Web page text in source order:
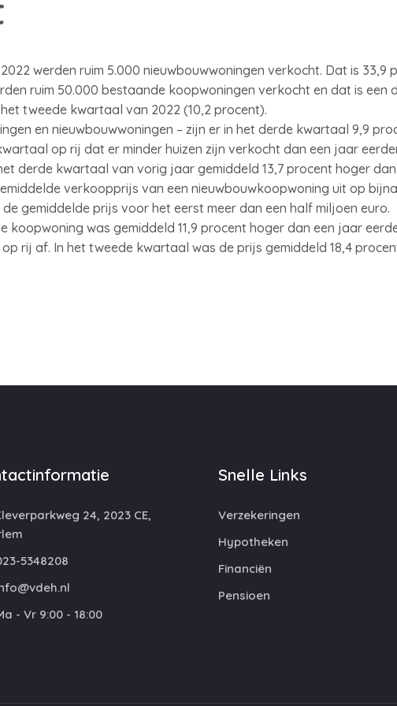
werden ruim 5.000 nieuwbouwwoningen verkocht. Dat is 33,9
ruim 50.000 bestaande koopwoningen verkocht en dat is een
tweede kwartaal van 2022 (10,2 procent).
en nieuwbouwwoningen – zijn er in het derde kwartaal 9,9
op rij dat er minder huizen zijn verkocht dan een jaar
derde kwartaal van vorig jaar gemiddeld 13,7 procent hoger
verkoopprijs van een nieuwbouwkoopwoning uit op
gemiddelde prijs voor het eerst meer dan een half miljoen euro.
koopwoning was gemiddeld 11,9 procent hoger dan een jaar
rij af. In het tweede kwartaal was de prijs gemiddeld 18,4
24, 2023 CE,
5348208
- Vr 9:00 - 18:00
Snelle Links
Verzekeringen
Hypotheken
Financiën
Pensioen